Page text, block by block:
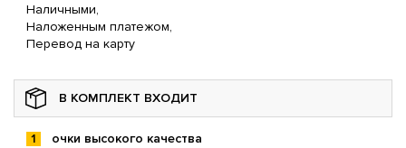
Наличными,
Наложенным платежом,
Перевод на карту
В КОМПЛЕКТ ВХОДИТ
очки высокого качества